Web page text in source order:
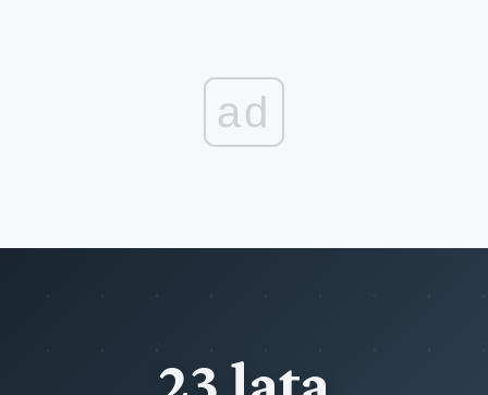
ad